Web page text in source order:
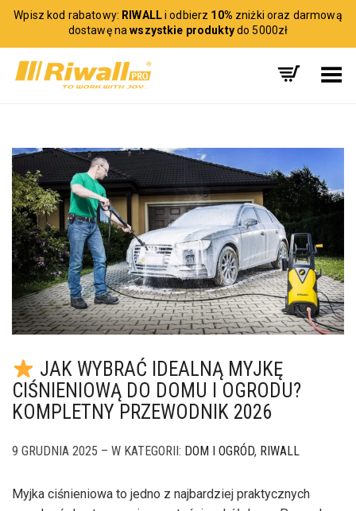
Wpisz kod rabatowy: RIWALLi odbierz 10% zniżki oraz darmową
dostawę nawszystkie produktydo 5000zł
Toggle Menu
JAK WYBRAĆ IDEALNĄ MYJKĘ
CIŚNIENIOWĄ DO DOMU I OGRODU?
KOMPLETNY PRZEWODNIK 2026
9 GRUDNIA 2025 – W KATEGORII: DOM I OGRÓD, RIWALL
Myjka ciśnieniowa to jedno z najbardziej praktycznych